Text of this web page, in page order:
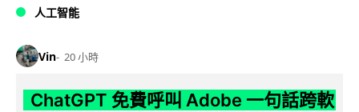
人工智能
Vin 20 小時
ChatGPT 免費呼叫 Adobe 一句話跨軟